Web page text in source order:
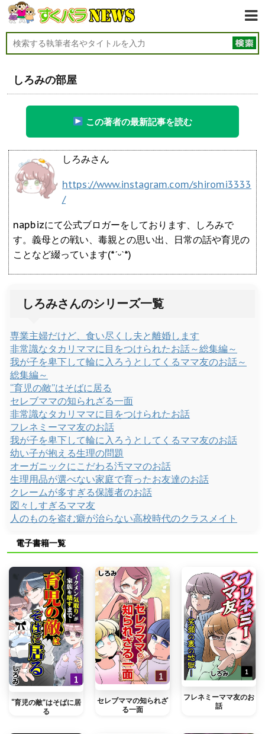
しろみの部屋
この著者の最新記事を読む
しろみさん
https://www.instagram.com/shiromi3333
/
napbizにて公式ブロガーをしております、しろみで
す。義母との戦い、毒親との思い出、日常の話や育児の
ことなど綴っています(*ˊᵕˋ*)
しろみさんのシリーズ一覧
専業主婦だけど、食い尽くし夫と離婚します
非常識なタカリママに目をつけられたお話～総集編～
我が子を卑下して輪に入ろうとしてくるママ友のお話～
総集編～
“育児の敵”はそばに居る
セレブママの知られざる一面
非常識なタカリママに目をつけられたお話
フレネミーママ友のお話
我が子を卑下して輪に入ろうとしてくるママ友のお話
幼い子が抱える生理の問題
オーガニックにこだわる汚ママのお話
生理用品が選べない家庭で育ったお友達のお話
クレームが多すぎる保護者のお話
図々しすぎるママ友
人のものを盗む癖が治らない高校時代のクラスメイト
電子書籍一覧
“育児の敵”はそばに居
る
セレブママの知られざ
る一面
フレネミーママ友のお
話